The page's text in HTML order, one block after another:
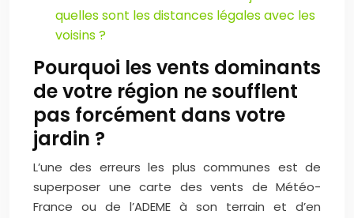
quelles sont les distances légales avec les
voisins ?
Pourquoi les vents dominants
de votre région ne soufflent
pas forcément dans votre
jardin ?
L’une des erreurs les plus communes est de
superposer une carte des vents de Météo-
France ou de l’ADEME à son terrain et d’en